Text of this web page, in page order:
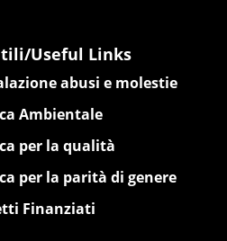
Useful Links
abusi e molestie
Ambientale
per la qualità
per la parità di genere
Finanziati